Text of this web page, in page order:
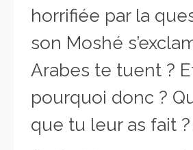
horrifiée par la
son Moshé
Arabes te tuent ?
pourquoi donc ?
que tu leur as fait ?